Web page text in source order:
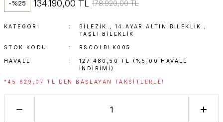
-%25 134.190,00 TL 178.920,00 TL
KATEGORI BİLEZİK ,14 AYAR ALTIN BILEKLIK
TAŞLI BILEKLIK
STOK KODU RSCOLBLK005
HAVALE
127.480,50 TL (%5,00 HAVALE
INDIRIMI)
*45.629,07 TL DEN BAŞLAYAN TAKSITLERLE!